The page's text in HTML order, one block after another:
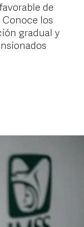
de
Conoce los
gradual y